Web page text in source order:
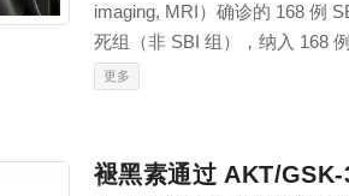
imaging, MRI）确诊的 168 例
死组（非 SBI 组），纳入 168
更多
褪黑素通过 AKT/